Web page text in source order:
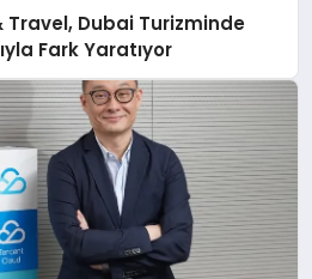
Dubai Turizminde
Fark Yaratıyor